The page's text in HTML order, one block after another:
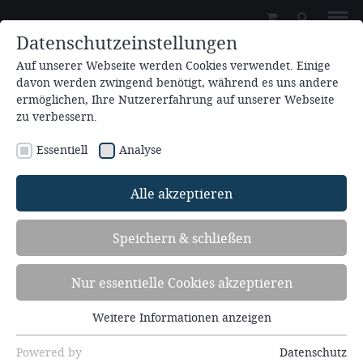
Zum Kalender hinzufügen
28.05.2026 10:00
Die Heilung eines Kranken am Teich
Bethesda (Joh. 5, 1ff)
Redner: Andreas Schäfer
Datenschutzeinstellungen
Auf unserer Webseite werden Cookies verwendet. Einige
davon werden zwingend benötigt, während es uns andere
ermöglichen, Ihre Nutzererfahrung auf unserer Webseite
zu verbessern.
Essentiell Analyse
Alle akzeptieren
Speichern & schließen
Nur essentielle Cookies akzeptieren
Essentielle Cookies werden für grundlegende
Weitere Informationen anzeigen
Powered by
Datenschutz